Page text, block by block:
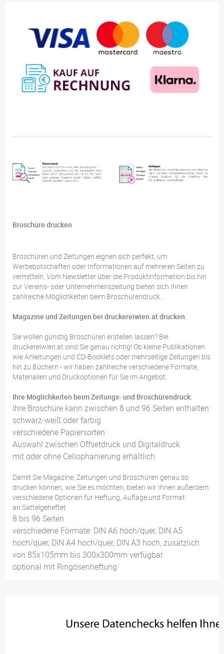
Broschüre drucken
Broschüren und Zeitungen eignen sich perfekt, um
Werbebotschaften oder Informationen auf mehreren Seiten zu
vermitteln. Vom Newsletter über die Produktinformation bis hin
zur Vereins- oder Unternehmenszeitung bieten sich Ihnen
zahlreiche Möglichkeiten beim Broschürendruck.
Magazine und Zeitungen bei druckereiwien.at drucken.
Sie wollen günstig Broschüren erstellen lassen? Bei
druckereiwien.at sind Sie genau richtig! Ob kleine Publikationen
wie Anleitungen und CD-Booklets oder mehrseitige Zeitungen bis
hin zu Büchern - wir haben zahlreiche verschiedene Formate,
Materialien und Druckoptionen für Sie im Angebot.
Ihre Möglichkeiten beim Zeitungs- und Broschürendruck:
Ihre Broschüre kann zwischen 8 und 96 Seiten enthalten
schwarz-weiß oder farbig
verschiedene Papiersorten
Auswahl zwischen Offsetdruck und Digitaldruck
mit oder ohne Cellophanierung erhältlich
Damit Sie Magazine, Zeitungen und Broschüren genau so
drucken können, wie Sie es möchten, bieten wir Ihnen außerdem
verschiedene Optionen für Heftung, Auflage und Format
an:Sattelgeheftet
8 bis 96 Seiten
verschiedene Formate: DIN A6 hoch/quer, DIN A5
hoch/quer, DIN A4 hoch/quer, DIN A3 hoch, zusätzlich
von 85x105mm bis 300x300mm verfügbar
optional mit Ringösenheftung